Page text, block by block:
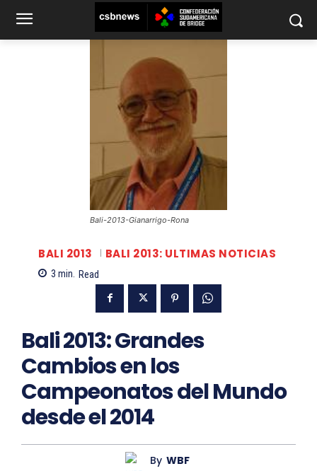
Bali-2013-Gianarrigo-Rona
BALI 2013 BALI 2013: ULTIMAS NOTICIAS
3 min. Read
Bali 2013: Grandes
Cambios en los
Campeonatos del Mundo
desde el 2014
By WBF